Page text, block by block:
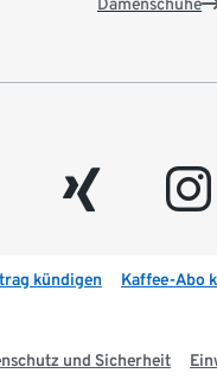
xing instagram
kündigen Kaffee-Abo
und Sicherheit